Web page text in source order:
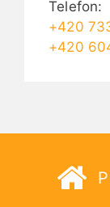
Telefon:
+420
+420